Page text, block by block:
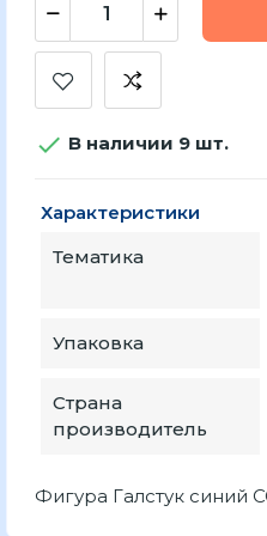
 В наличии 9 шт.
Характеристики
Тематика
Упаковка
Страна
производитель
Фигура Галстук синий